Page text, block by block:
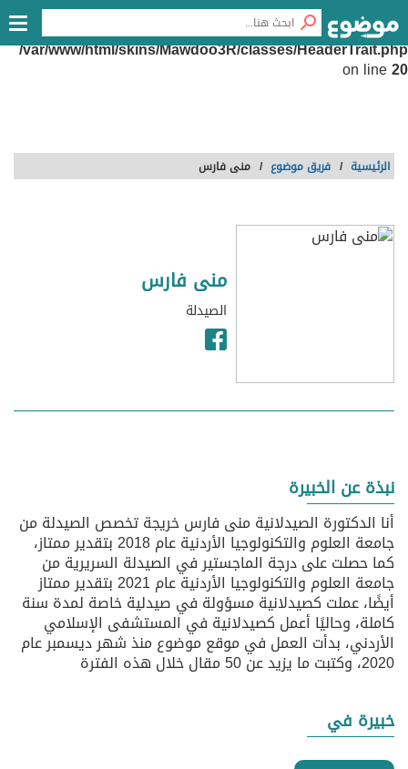
Notice: Undefined offset: 0 in
/var/www/html/skins/Mawdoo3R/classes/HeaderTrait.php
on line20
الرئيسية / فريق موضوع / منى فارس
منى فارس
الصيدلة
نبذة عن الخبيرة
أنا الدكتورة الصيدلانية منى فارس خريجة تخصص الصيدلة من
جامعة العلوم والتكنولوجيا الأردنية عام 2018 بتقدير ممتاز،
كما حصلت على درجة الماجستير في الصيدلة السريرية من
جامعة العلوم والتكنولوجيا الأردنية عام 2021 بتقدير ممتاز
أيضًا، عملت كصيدلانية مسؤولة في صيدلية خاصة لمدة سنة
كاملة، وحاليًا أعمل كصيدلانية في المستشفى الإسلامي
الأردني، بدأت العمل في موقع موضوع منذ شهر ديسمبر عام
2020، وكتبت ما يزيد عن 50 مقال خلال هذه الفترة
خبيرة في